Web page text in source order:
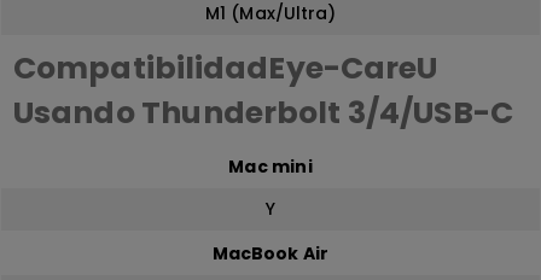
M1 (Max/Ultra)
CompatibilidadEye-CareU
Usando Thunderbolt 3/4/USB-C
Mac mini
Y
MacBook Air